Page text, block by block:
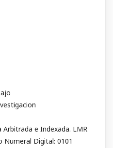
Arbitrada e Indexada. LMR
Numeral Digital: 0101